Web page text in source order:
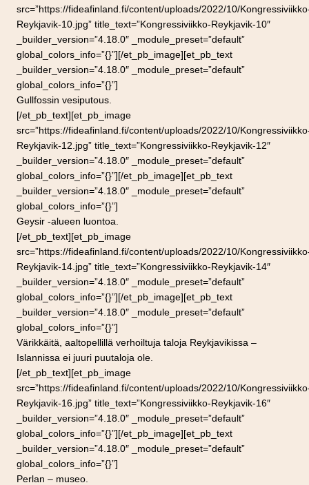
src=”https://fideafinland.fi/content/uploads/2022/10/
Reykjavik-10.jpg” title_text=”Kongressiviikko-Reykjavik-10″
_builder_version=”4.18.0″ _module_preset=”default”
global_colors_info=”{}”][/et_pb_image][et_pb_text
_builder_version=”4.18.0″ _module_preset=”default”
global_colors_info=”{}”]
Gullfossin vesiputous.
[/et_pb_text][et_pb_image
src=”https://fideafinland.fi/content/uploads/2022/10/
Reykjavik-12.jpg” title_text=”Kongressiviikko-Reykjavik-12″
_builder_version=”4.18.0″ _module_preset=”default”
global_colors_info=”{}”][/et_pb_image][et_pb_text
_builder_version=”4.18.0″ _module_preset=”default”
global_colors_info=”{}”]
Geysir -alueen luontoa.
[/et_pb_text][et_pb_image
src=”https://fideafinland.fi/content/uploads/2022/10/
Reykjavik-14.jpg” title_text=”Kongressiviikko-Reykjavik-14″
_builder_version=”4.18.0″ _module_preset=”default”
global_colors_info=”{}”][/et_pb_image][et_pb_text
_builder_version=”4.18.0″ _module_preset=”default”
global_colors_info=”{}”]
Värikkäitä, aaltopellillä verhoiltuja taloja Reykjavikissa –
Islannissa ei juuri puutaloja ole.
[/et_pb_text][et_pb_image
src=”https://fideafinland.fi/content/uploads/2022/10/
Reykjavik-16.jpg” title_text=”Kongressiviikko-Reykjavik-16″
_builder_version=”4.18.0″ _module_preset=”default”
global_colors_info=”{}”][/et_pb_image][et_pb_text
_builder_version=”4.18.0″ _module_preset=”default”
global_colors_info=”{}”]
Perlan – museo.